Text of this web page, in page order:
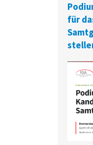
für